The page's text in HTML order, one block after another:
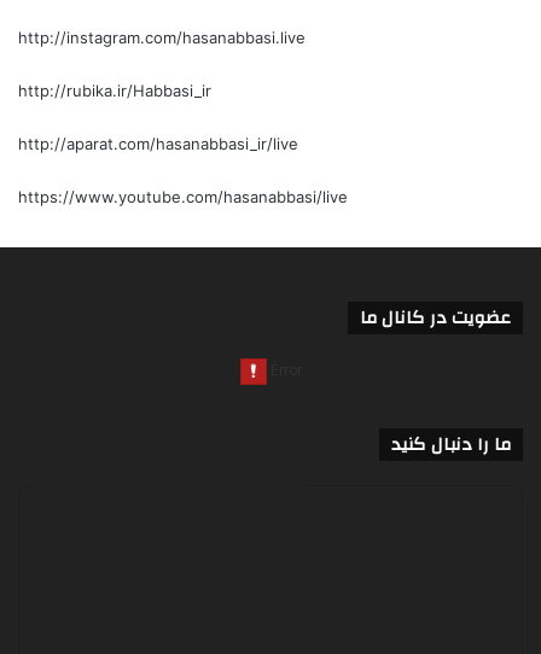
http://instagram.com/hasanabbasi.live
http://rubika.ir/Habbasi_ir
http://aparat.com/hasanabbasi_ir/live
https://www.youtube.com/hasanabbasi/live
عضویت در کانال ما
ما را دنبال کنید